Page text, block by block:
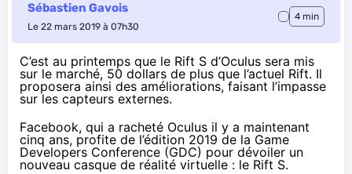
Sébastien Gavois
Le 22 mars 2019 à 07h30
4 min
C’est au printemps que le Rift S d’Oculus sera mis
sur le marché, 50 dollars de plus que l’actuel Rift. Il
proposera ainsi des améliorations, faisant l’impasse
sur les capteurs externes.
Facebook, qui a racheté Oculus il y a maintenant
cinq ans, profite de l’édition 2019 de la Game
Developers Conference (GDC) pour dévoiler un
nouveau casque de réalité virtuelle : le Rift S.